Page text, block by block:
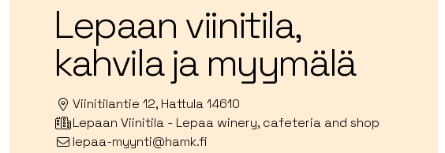
Lepaan viinitila,
kahvila ja myymälä
Viinitilantie 12, Hattula 14610
Lepaan Viinitila - Lepaa winery, cafeteria and shop
lepaa-myynti@hamk.fi